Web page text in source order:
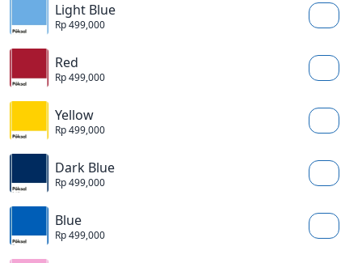
Light Blue
Rp 499,000
Red
Rp 499,000
Yellow
Rp 499,000
Dark Blue
Rp 499,000
Blue
Rp 499,000